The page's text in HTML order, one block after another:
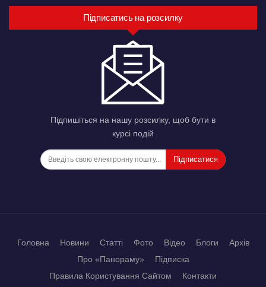
Підписатись на розсилку
Підпишіться на нашу розсилку, щоб бути в
курсі подій
Підписатися
Головна Новини Статті Фото Відео Блоги
Архів
Про «Панораму»
Підписка
Правила Користування Сайтом
Контакти